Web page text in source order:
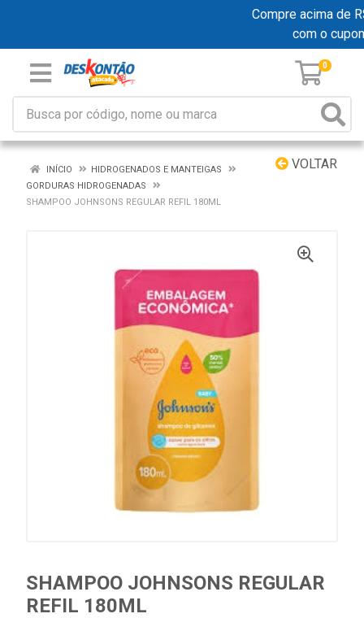
Compre acima de
com o
0
VOLTAR
INÍCIO
HIDROGENADOS E MANTEIGAS
GORDURAS HIDROGENADAS
SHAMPOO JOHNSONS REGULAR REFIL 180ML
SHAMPOO JOHNSONS REGULAR
REFIL 180ML